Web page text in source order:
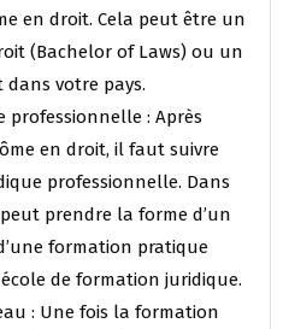
en droit. Cela peut être un
(Bachelor of Laws) ou un
votre pays.
professionnelle : Après
en droit, il faut suivre
professionnelle. Dans
prendre la forme d’un
formation pratique
de formation juridique.
: Une fois la formation